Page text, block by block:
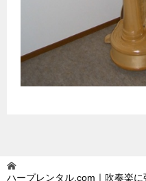
ハープレンタル.com｜吹奏楽